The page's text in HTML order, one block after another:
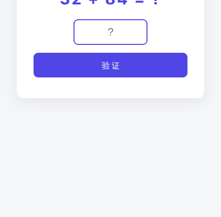
验 证